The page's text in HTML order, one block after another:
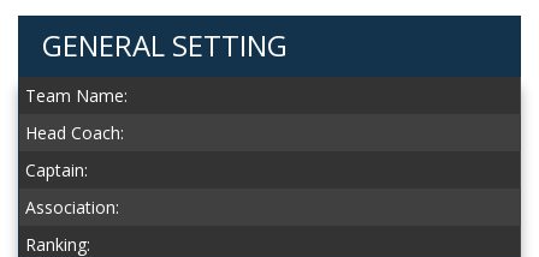
GENERAL SETTING
Team Name:
Head Coach:
Captain:
Association:
Ranking: